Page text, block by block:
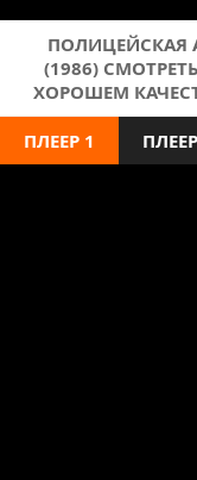
ПОЛИЦЕЙСКАЯ
(1986)
ХОРОШЕМ
ПЛЕЕР 1